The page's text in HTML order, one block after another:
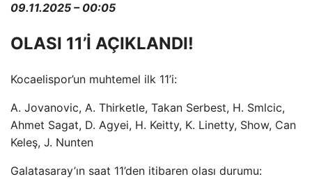
09.11.2025 – 00:05
OLASI 11’İ AÇIKLANDI!
Kocaelispor’un muhtemel ilk 11’i:
A. Jovanovic, A. Thirketle, Takan Serbest, H. Smlcic,
Ahmet Sagat, D. Agyei, H. Keitty, K. Linetty, Show, Can
Keleş, J. Nunten
Galatasaray’ın saat 11’den itibaren olası durumu: